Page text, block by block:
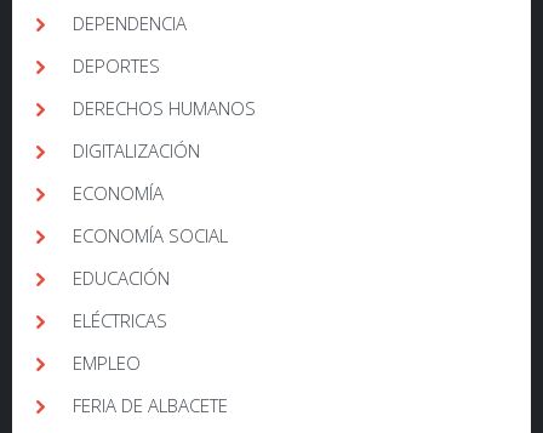
DEPENDENCIA
DEPORTES
DERECHOS HUMANOS
DIGITALIZACIÓN
ECONOMÍA
ECONOMÍA SOCIAL
EDUCACIÓN
ELÉCTRICAS
EMPLEO
FERIA DE ALBACETE